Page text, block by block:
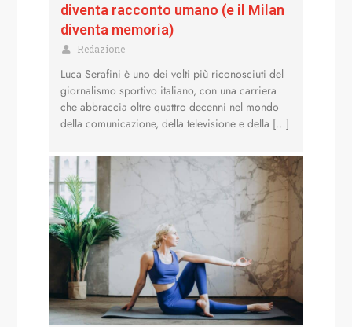
diventa racconto umano (e il Milan
diventa memoria)
Redazione
Luca Serafini è uno dei volti più riconosciuti del
giornalismo sportivo italiano, con una carriera
che abbraccia oltre quattro decenni nel mondo
della comunicazione, della televisione e della […]